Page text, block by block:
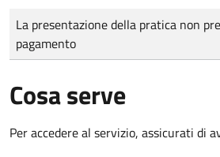
Tipo di pagamento
Importo
La presentazione della pratica non
pagamento
Cosa serve
Per accedere al servizio, assicurati di